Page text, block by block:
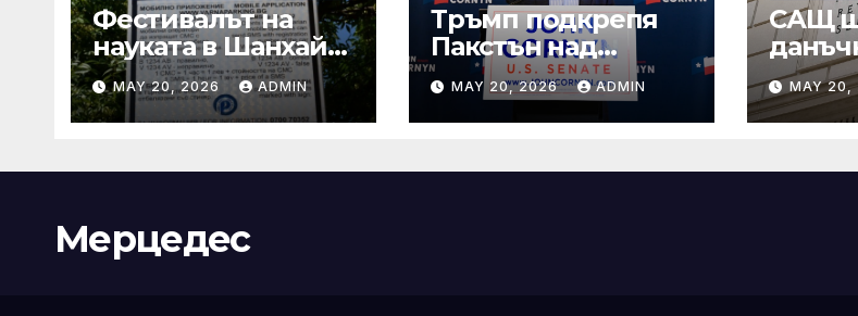
Фестивалът на
науката в Шанхай
2026 обещава
вълнуващи
научно-
иновации
MAY 20, 2026 ADMIN
Тръмп подкрепя
Пакстън над
Корнин за сенатор
от Тексас в
шокираща
MAY 20, 2026 ADMIN
САЩ
MAY
Мерцедес